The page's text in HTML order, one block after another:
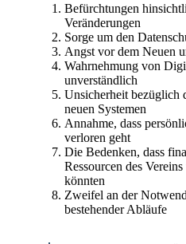
Befürchtungen
Veränderungen
Sorge um den
Angst vor dem Neuen
Wahrnehmung von
unverständlich
Unsicherheit bezüglich
neuen Systemen
Annahme, dass
verloren geht
Die Bedenken, dass
Ressourcen des
könnten
Zweifel an der
bestehender Abläufe